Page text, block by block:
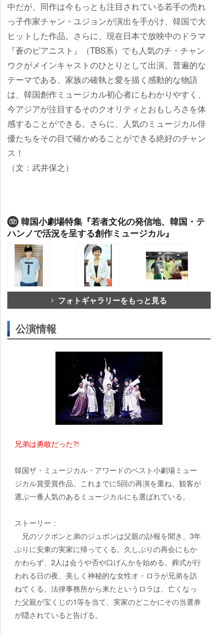
中だが、同作は今もっとも注目されている若手の売れ
っ子作家チャン・ユジョンが演出を手がけ、韓国で大
ヒットした作品。さらに、現在日本で放映中のドラマ
『蒼のピアニスト』（TBS系）でも人気のチ・チャン
ウクがメインキャストのひとりとして出演。普遍的な
テーマである、家族の確執と愛を描く感動的な物語
は、韓国創作ミュージカル初心者にもわかりやすく、
今アジアが注目するそのクオリティとおもしろさを体
感することができる。さらに、人気のミュージカル俳
優たちをその目で確かめることができる絶好のチャン
ス！
（文：武井保之）
韓国小劇場特集『若者文化の発信地、韓国・テ
ハンノで活況を呈する創作ミュージカル』
フォトギャラリーをもっと見る
公演情報
兄弟は勇敢だった?!
韓国ザ・ミュージカル・アワードのベスト小劇場ミュー
ジカル賞受賞作品。これまでに5回の再演を重ね、観客が
選ぶ一番人気のあるミュージカルにも選ばれている。
ストーリー：
兄のソクボンと弟のジュボンは父親の訃報を聞き、3年
ぶりに安東の実家に帰ってくる。久しぶりの再会にもか
かわらず、2人は会うや否や口げんかを始める。葬式が行
われる日の夜、美しく神秘的な女性オ・ロラが兄弟を訪
ねてくる。法律事務所から来たというロラは、亡くなっ
た父親が宝くじの1等を当て、実家のどこかにその当選券
が隠されていると告げる。